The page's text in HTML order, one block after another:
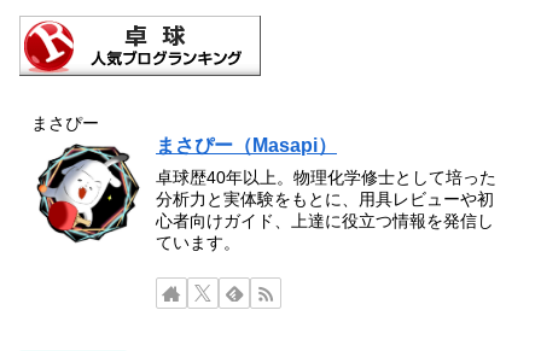
まさぴー
まさぴー（Masapi）
卓球歴40年以上。物理化学修士として培った
分析力と実体験をもとに、用具レビューや初
心者向けガイド、上達に役立つ情報を発信し
ています。